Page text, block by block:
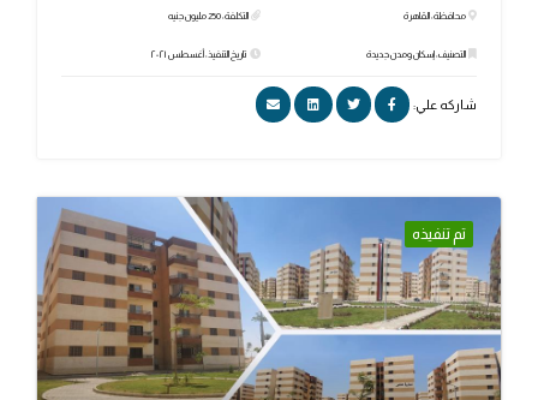
محافظة: القاهرة
التصنيف: إسكان ومدن جديدة
التكلفة: 250 مليون جنيه
تاريخ التنفيذ: أغسطس ٢٠٢١
شاركه علي:
تم تنفيذه